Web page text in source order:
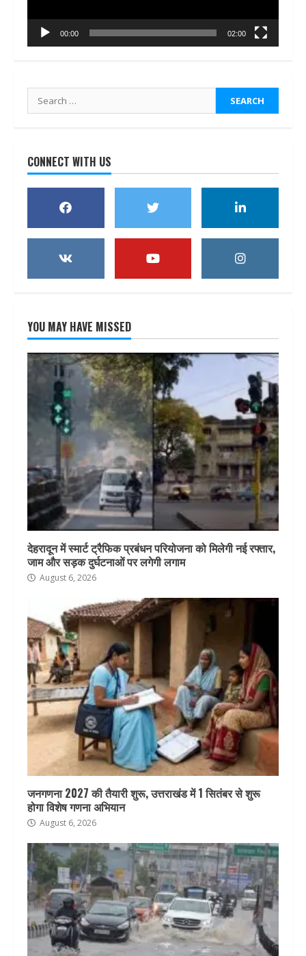
00:00 02:00
Search
for:
CONNECT WITH US
YOU MAY HAVE MISSED
देहरादून में स्मार्ट ट्रैफिक प्रबंधन परियोजना को मिलेगी नई रफ्तार,
जाम और सड़क दुर्घटनाओं पर लगेगी लगाम
August 6, 2026
जनगणना 2027 की तैयारी शुरू, उत्तराखंड में 1 सितंबर से शुरू
होगा विशेष गणना अभियान
August 6, 2026